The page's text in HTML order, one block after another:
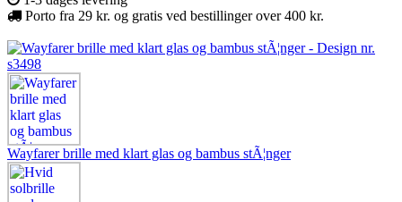
Porto fra 29 kr. og gratis ved bestillinger over 400 kr.
Wayfarer brille med klart glas og bambus stÃ¦nger